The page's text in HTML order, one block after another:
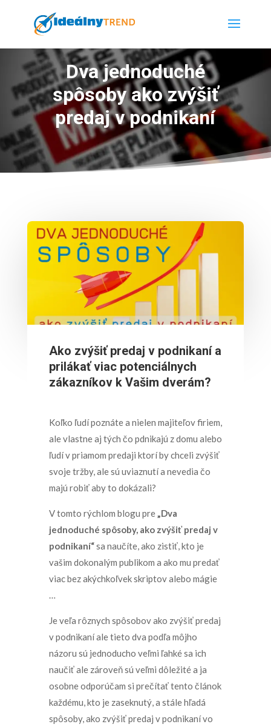
Dva jednoduché
spôsoby ako zvýšiť
predaj v podnikaní
Ako zvýšiť predaj v podnikaní a
prilákať viac potenciálnych
zákazníkov k Vašim dverám?
Koľko ľudí poznáte a nielen majiteľov firiem,
ale vlastne aj tých čo pdnikajú z domu alebo
ľudí v priamom predaji ktorí by chceli zvýšiť
svoje tržby, ale sú uviaznutí a nevedia čo
majú robiť aby to dokázali?
V tomto rýchlom blogu pre„Dva
jednoduché spôsoby, ako zvýšiť predaj v
podnikaní“sa naučíte, ako zistiť, kto je
vašim dokonalým publikom a ako mu predať
viac bez akýchkoľvek skriptov alebo mágie
…
Je veľa rôznych spôsobov ako zvýšiť predaj
v podnikaní ale tieto dva podľa môjho
názoru sú jednoducho veľmi ľahké sa ich
naučiť ale zároveň sú veľmi dôležité a ja
osobne odporúčam si prečítať tento článok
každému, kto je zaseknutý, a stále hľadá
spôsoby, ako zvýšiť predaj v podnikaní vo